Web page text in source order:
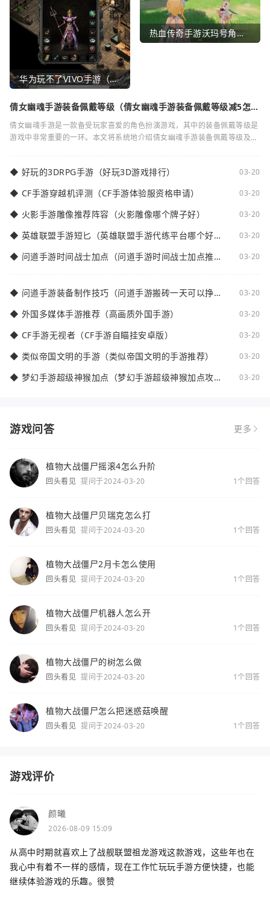
华为玩不了VIVO手游（华为玩不了VIVO手游怎么办）
热血传奇手游沃玛号角（热血传奇沃玛装备隐藏属性）
倩女幽魂手游装备佩戴等级（倩女幽魂手游装备佩戴等级减5怎么
倩女幽魂手游是一款备受玩家喜爱的角色扮演游戏，其中的装备佩戴等级是
游戏中非常重要的一环。本文将系统地介绍倩女幽魂手游装备佩戴等级及其
◆ 好玩的3DRPG手游（好玩3D游戏排行） 03-20
◆ CF手游穿越机评测（CF手游体验服资格申请） 03-20
◆ 火影手游雕像推荐阵容（火影雕像哪个牌子好） 03-20
◆ 英雄联盟手游短匕（英雄联盟手游代练平台哪个好
03-20
◆ 问道手游时间战士加点（问道手游时间战士加点推
03-20
◆ 问道手游装备制作技巧（问道手游搬砖一天可以挣多
03-20
◆ 外国多媒体手游推荐（高画质外国手游） 03-20
◆ CF手游无视者（CF手游自瞄挂安卓版） 03-20
◆ 类似帝国文明的手游（类似帝国文明的手游推荐） 03-20
◆ 梦幻手游超级神猴加点（梦幻手游超级神猴加点攻
03-20
游戏问答 更多
植物大战僵尸摇滚4怎么升阶
回头看见 提问于2024-03-20 1个回答
植物大战僵尸贝瑞克怎么打
回头看见 提问于2024-03-20 1个回答
植物大战僵尸2月卡怎么使用
回头看见 提问于2024-03-20 1个回答
植物大战僵尸机器人怎么开
回头看见 提问于2024-03-20 1个回答
植物大战僵尸的树怎么做
回头看见 提问于2024-03-20 1个回答
植物大战僵尸怎么把迷惑菇唤醒
回头看见 提问于2024-03-20 1个回答
游戏评价
颜曦
2026-08-09 15:09
从高中时期就喜欢上了战舰联盟祖龙游戏这款游戏，这些年也在
我心中有着不一样的感情，现在工作忙玩玩手游方便快捷，也能
继续体验游戏的乐趣。很赞